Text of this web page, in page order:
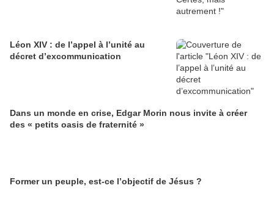
Léon XIV : de l’appel à l’unité au
décret d’excommunication
Dans un monde en crise, Edgar Morin nous invite à créer
des « petits oasis de fraternité »
Former un peuple, est-ce l’objectif de Jésus ?